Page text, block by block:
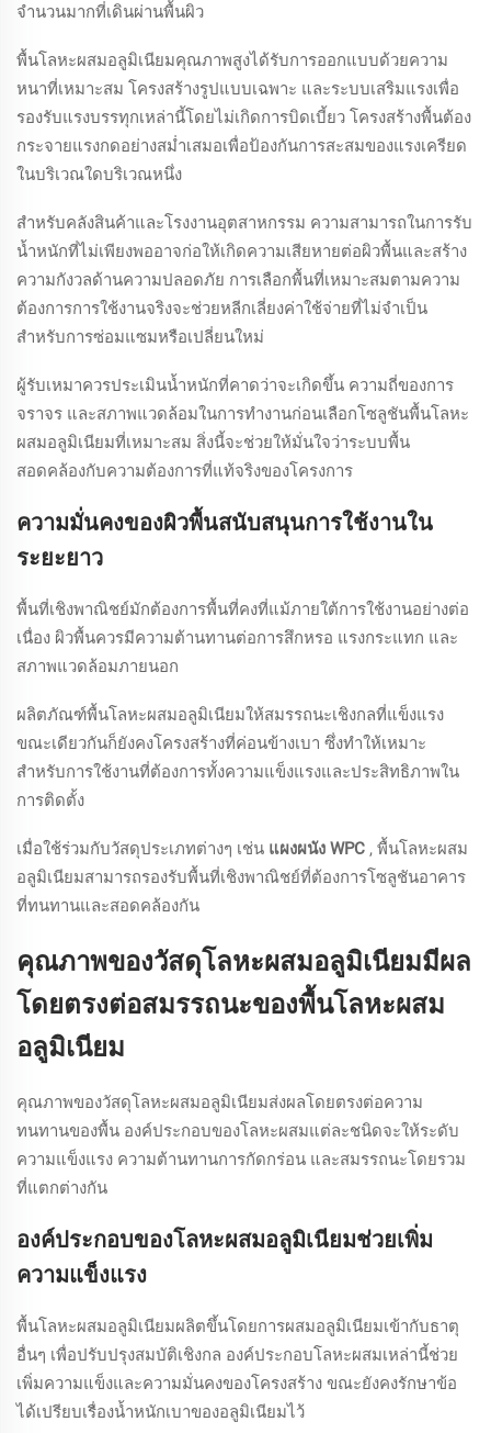
จำนวนมากที่เดินผ่านพื้นผิว
พื้นโลหะผสมอลูมิเนียมคุณภาพสูงได้รับการออกแบบด้วยความ
หนาที่เหมาะสม โครงสร้างรูปแบบเฉพาะ และระบบเสริมแรงเพื่อ
รองรับแรงบรรทุกเหล่านี้โดยไม่เกิดการบิดเบี้ยว โครงสร้างพื้นต้อง
กระจายแรงกดอย่างสม่ำเสมอเพื่อป้องกันการสะสมของแรงเครียด
ในบริเวณใดบริเวณหนึ่ง
สำหรับคลังสินค้าและโรงงานอุตสาหกรรม ความสามารถในการรับ
น้ำหนักที่ไม่เพียงพออาจก่อให้เกิดความเสียหายต่อผิวพื้นและสร้าง
ความกังวลด้านความปลอดภัย การเลือกพื้นที่เหมาะสมตามความ
ต้องการการใช้งานจริงจะช่วยหลีกเลี่ยงค่าใช้จ่ายที่ไม่จำเป็น
สำหรับการซ่อมแซมหรือเปลี่ยนใหม่
ผู้รับเหมาควรประเมินน้ำหนักที่คาดว่าจะเกิดขึ้น ความถี่ของการ
จราจร และสภาพแวดล้อมในการทำงานก่อนเลือกโซลูชันพื้นโลหะ
ผสมอลูมิเนียมที่เหมาะสม สิ่งนี้จะช่วยให้มั่นใจว่าระบบพื้น
สอดคล้องกับความต้องการที่แท้จริงของโครงการ
ความมั่นคงของผิวพื้นสนับสนุนการใช้งานใน
ระยะยาว
พื้นที่เชิงพาณิชย์มักต้องการพื้นที่คงที่แม้ภายใต้การใช้งานอย่างต่อ
เนื่อง ผิวพื้นควรมีความต้านทานต่อการสึกหรอ แรงกระแทก และ
สภาพแวดล้อมภายนอก
ผลิตภัณฑ์พื้นโลหะผสมอลูมิเนียมให้สมรรถนะเชิงกลที่แข็งแรง
ขณะเดียวกันก็ยังคงโครงสร้างที่ค่อนข้างเบา ซึ่งทำให้เหมาะ
สำหรับการใช้งานที่ต้องการทั้งความแข็งแรงและประสิทธิภาพใน
การติดตั้ง
เมื่อใช้ร่วมกับวัสดุประเภทต่างๆ เช่น แผงผนัง WPC , พื้นโลหะผสม
อลูมิเนียมสามารถรองรับพื้นที่เชิงพาณิชย์ที่ต้องการโซลูชันอาคาร
ที่ทนทานและสอดคล้องกัน
คุณภาพของวัสดุโลหะผสมอลูมิเนียมมีผล
โดยตรงต่อสมรรถนะของพื้นโลหะผสม
อลูมิเนียม
คุณภาพของวัสดุโลหะผสมอลูมิเนียมส่งผลโดยตรงต่อความ
ทนทานของพื้น องค์ประกอบของโลหะผสมแต่ละชนิดจะให้ระดับ
ความแข็งแรง ความต้านทานการกัดกร่อน และสมรรถนะโดยรวม
ที่แตกต่างกัน
องค์ประกอบของโลหะผสมอลูมิเนียมช่วยเพิ่ม
ความแข็งแรง
พื้นโลหะผสมอลูมิเนียมผลิตขึ้นโดยการผสมอลูมิเนียมเข้ากับธาตุ
อื่นๆ เพื่อปรับปรุงสมบัติเชิงกล องค์ประกอบโลหะผสมเหล่านี้ช่วย
เพิ่มความแข็งและความมั่นคงของโครงสร้าง ขณะยังคงรักษาข้อ
ได้เปรียบเรื่องน้ำหนักเบาของอลูมิเนียมไว้